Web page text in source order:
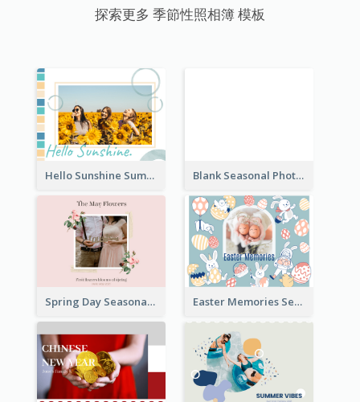
探索更多 季節性照相簿 模板
Hello Sunshine Summer Holidays Seasonal Photo Book Blank Seasonal Photo Book
Spring Day Seasonal Photo Book Easter Memories Seasonal Photo Book